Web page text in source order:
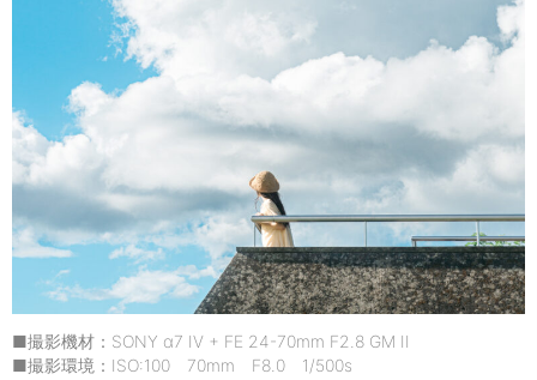
■撮影機材：SONY α7 IV + FE 24-70mm F2.8 GM II
■撮影環境：ISO:100 70mm F8.0 1/500s